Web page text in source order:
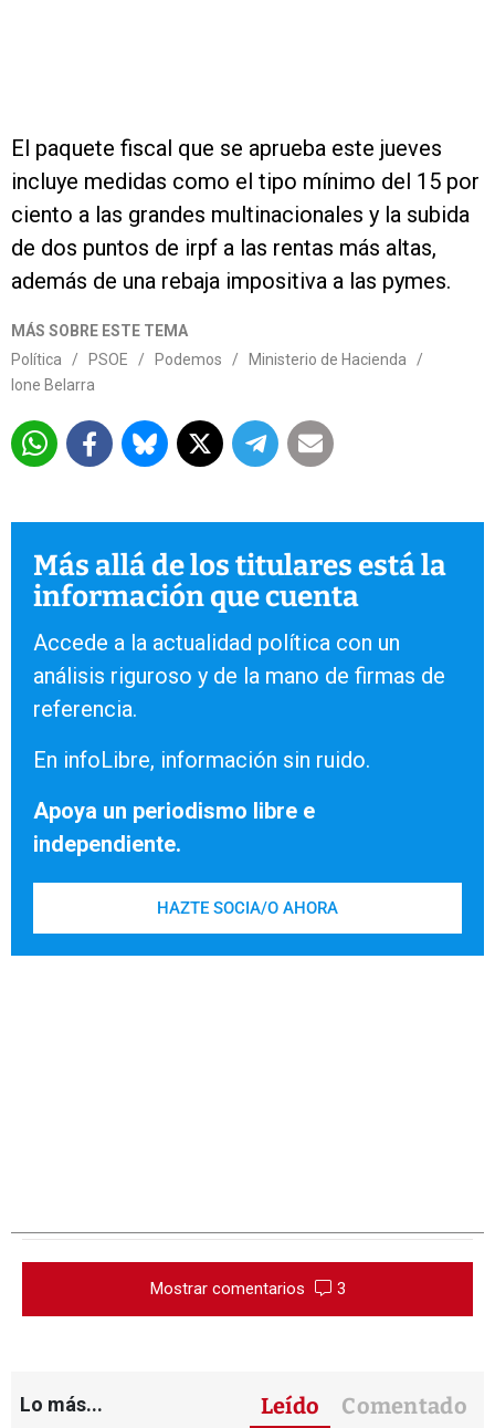
El paquete fiscal que se aprueba este jueves
incluye medidas como el tipo mínimo del 15 por
ciento a las grandes multinacionales y la subida
de dos puntos de irpf a las rentas más altas,
además de una rebaja impositiva a las pymes.
MÁS SOBRE ESTE TEMA
Política
/ PSOE / Podemos / Ministerio de Hacienda
/
Ione Belarra
Más allá de los titulares está la
información que cuenta
Accede a la actualidad política con un
análisis riguroso y de la mano de firmas de
referencia.
En infoLibre, información sin ruido.
Apoya un periodismo libre e
independiente.
HAZTE SOCIA/O AHORA
Mostrar comentarios 3
Lo más... Leído Comentado